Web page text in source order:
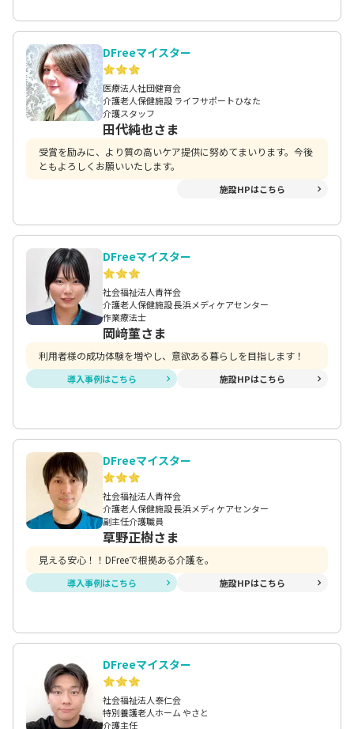
DFreeマイスター
医療法人社団健育会
介護老人保健施設 ライフサポートひなた
介護スタッフ
田代純也さま
受賞を励みに、より質の高いケア提供に努めてまいります。今後
ともよろしくお願いいたします。
施設HPはこちら
DFreeマイスター
社会福祉法人青祥会
介護老人保健施設 長浜メディケアセンター
作業療法士
岡﨑菫さま
利用者様の成功体験を増やし、意欲ある暮らしを目指します！
導入事例はこちら 施設HPはこちら
DFreeマイスター
社会福祉法人青祥会
介護老人保健施設 長浜メディケアセンター
副主任介護職員
草野正樹さま
見える安心！！DFreeで根拠ある介護を。
導入事例はこちら 施設HPはこちら
DFreeマイスター
社会福祉法人泰仁会
特別養護老人ホーム やさと
介護主任